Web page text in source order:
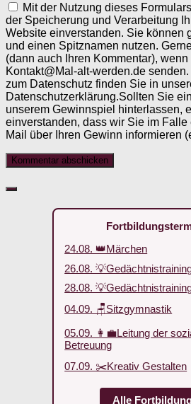
Mit der Nutzung dieses
der Speicherung und Verarbeitung
Website einverstanden. Sie können
und einen Spitznamen nutzen.
(dann auch Ihren Kommentar),
Kontakt@Mal-alt-werden.de
zum Datenschutz finden Sie in
Datenschutzerklärung.Sollten Sie
unserem Gewinnspiel hinterlassen,
einverstanden, dass wir Sie im
Mail über Ihren Gewinn informieren
24.08. 👑Märchen
26.08.
28.08.
04.09. 🪑Sitzgymnastik
05.09. 👩‍💼Leitung der
Betreuung
07.09. ✂️Kreativ Gestalten
Alle